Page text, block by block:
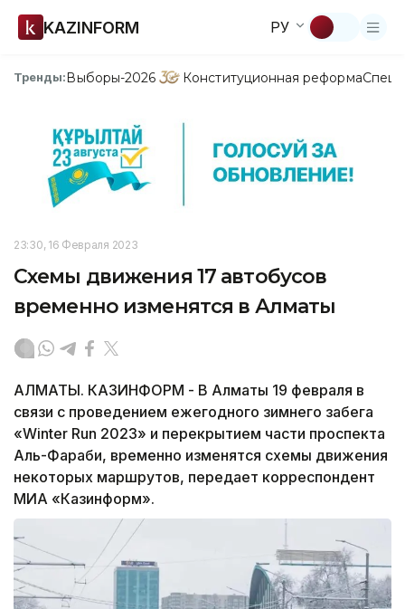
KAZINFORM РУ
Тренды:Выборы-2026 Конституционная реформа
23:30, 16 Февраля 2023
Схемы движения 17 автобусов
временно изменятся в Алматы
АЛМАТЫ. КАЗИНФОРМ - В Алматы 19 февраля в
связи с проведением ежегодного зимнего забега
«Winter Run 2023» и перекрытием части проспекта
Аль-Фараби, временно изменятся схемы движения
некоторых маршрутов, передает корреспондент
МИА «Казинформ».